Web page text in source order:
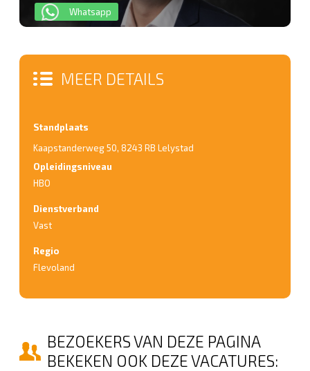
Whatsapp
MEER DETAILS
Standplaats
Kaapstanderweg 50, 8243 RB Lelystad
Opleidingsniveau
HBO
Dienstverband
Vast
Regio
Flevoland
BEZOEKERS VAN DEZE PAGINA
BEKEKEN OOK DEZE VACATURES: